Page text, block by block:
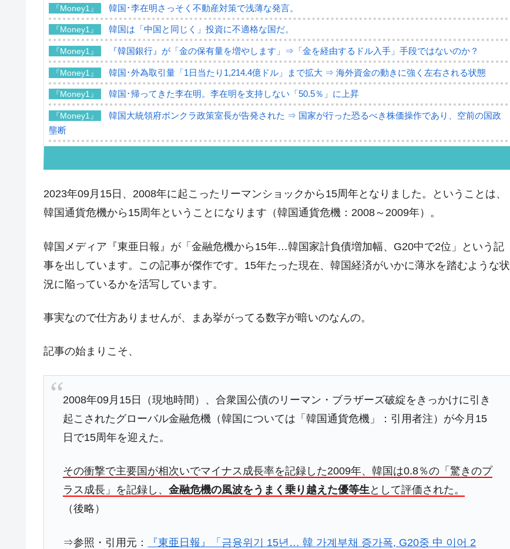
『Money1』 韓国･李在明さっそく不動産対策で浅薄な発言。
『Money1』 韓国は「中国と同じく」投資に不適格な国だ。
『Money1』 『韓国銀行』が「金の保有量を増やします」⇒「金を経由するドル入手」手段ではないのか？
『Money1』 韓国･外為取引量「1日当たり1,214.4億ドル」まで拡大 ⇒ 海外資金の動きに強く左右される状態
『Money1』 韓国･帰ってきた李在明。李在明を支持しない「50.5％」に上昇
『Money1』
韓国大統領府ボンクラ政策室長が告発された ⇒ 国家が行った恐るべき株価操作であり、空前の国政
壟断
中国だけが鉄鋼輸出を異常増加させる ⇒ 中国の過剰生産が世界を蝕む。
『Money1』 韓国製造業「半導体絶好調」のウラで他業種は全般的「不調」⇒ PSIが示す現況は決して良くない。
『Money1』 【米韓激突案件】韓国消費者院が『クーパン』1人当たり賠償10万ウォンを認定 ⇒ 総額3兆7,000億
『Money1』 韓国型イージス搭載の次世代駆逐艦「KDDX」1番艦、2032年竣工と公示
『Money1』 【対日本円】ウォン安が急進！ 日米の協調に韓国がいっちょがみしたのでは。
1.9倍！
ドを掲げる「在韓反米勢力」
『Money1』 韓国政府「2035年までに18.4GW規模のAIデータセンター整備」⇒ だから無理だってば。
『Money1』 JPモルガン「韓国レバレッジETFの清算はほぼ終わった」
『Money1』 韓国『国民年金公団』株価暴落で200兆蒸発。
『Money1』 韓国政府「ニセＫ-ブランドを通報しようキャンペーン」⇒ あの名物教授も登場！
韓国鉄鋼最大手『POSCO』ズブズブ沈む。営業利益80.2％も減少
『Money1』
『Money1』 韓国ボンクラ政策室長･金容範、株価暴落に他人事のような発言。
2023年09月15日、2008年に起こったリーマンショックから15周年となりました。ということは、
韓国通貨危機から15周年ということになります（韓国通貨危機：2008～2009年）。
韓国メディア『東亜日報』が「金融危機から15年…韓国家計負債増加幅、G20中で2位」という記
事を出しています。この記事が傑作です。15年たった現在、韓国経済がいかに薄氷を踏むような状
況に陥っているかを活写しています。
事実なので仕方ありませんが、まあ挙がってる数字が暗いのなんの。
記事の始まりこそ、
2008年09月15日（現地時間）、合衆国公債のリーマン・ブラザーズ破綻をきっかけに引き
起こされたグローバル金融危機（韓国については「韓国通貨危機」：引用者注）が今月15
日で15周年を迎えた。
その衝撃で主要国が相次いでマイナス成長率を記録した2009年、韓国は0.8％の「驚きのプ
ラス成長」を記録し、金融危機の風波をうまく乗り越えた優等生として評価された。
（後略）
⇒参照・引用元：
『東亜日報』「금융위기 15년… 韓 가계부채 증가폭, G20중 中 이어 2